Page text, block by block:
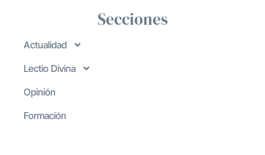
Secciones
Actualidad
Lectio Divina
Opinión
Formación